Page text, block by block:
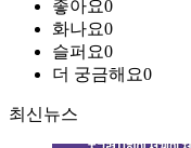
좋아요0
화나요0
슬퍼요0
더 궁금해요0
최신뉴스